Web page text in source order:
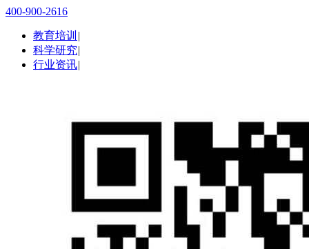
400-900-2616
教育培训 |
科学研究|
行业资讯|